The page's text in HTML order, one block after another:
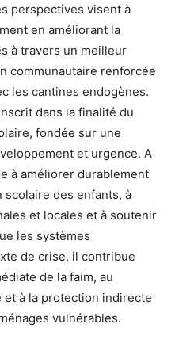
perspectives visent à
en améliorant la
à travers un meilleur
communautaire renforcée
les cantines endogènes.
dans la finalité du
fondée sur une
et urgence. A
à améliorer durablement
des enfants, à
et locales et à soutenir
les systèmes
de crise, il contribue
de la faim, au
et à la protection indirecte
vulnérables.